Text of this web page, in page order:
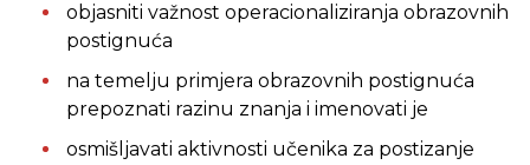
objasniti važnost operacionaliziranja obrazovnih
postignuća
na temelju primjera obrazovnih postignuća
prepoznati razinu znanja i imenovati je
osmišljavati aktivnosti učenika za postizanje